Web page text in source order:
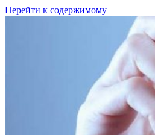
Перейти к содержимому